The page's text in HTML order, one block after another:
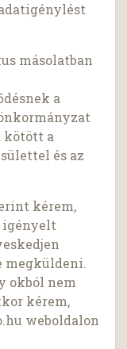
másolatban
a
kötött a
és az
kérem,
igényelt
megküldeni.
okból nem
kérem,
weboldalon